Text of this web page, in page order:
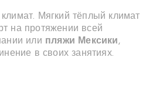
Мягкий тёплый климат
на протяжении всей
или пляжи Мексики,
в своих занятиях.